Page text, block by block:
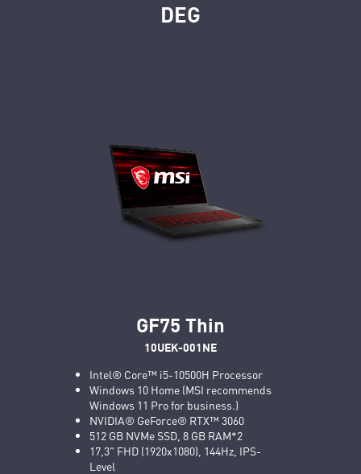
DEG
GF75 Thin
10UEK-001NE
Intel® Core™ i5-10500H Processor
Windows 10 Home (MSI recommends
Windows 11 Pro for business.)
NVIDIA® GeForce® RTX™ 3060
512 GB NVMe SSD, 8 GB RAM*2
17,3" FHD (1920x1080), 144Hz, IPS-
Level